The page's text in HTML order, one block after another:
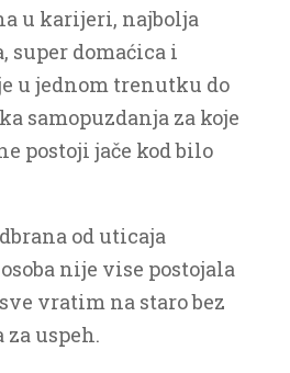
u karijeri, najbolja
super domaćica i
u jednom trenutku do
samopuzdanja za koje
postoji jače kod bilo
od uticaja
nije vise postojala
vratim na staro bez
uspeh.